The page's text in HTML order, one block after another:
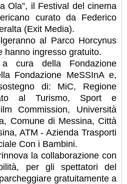
Ola”, il Festival del cinema
curato da Federico
(Exit Media).
al Parco Horcynus
hanno ingresso gratuito.
cura della Fondazione
Fondazione MeSSInA e,
di: MiC, Regione
al Turismo, Sport e
Commission, Università
Comune di Messina, Città
ATM - Azienda Trasporti
Con i Bambini.
la collaborazione con
per gli spettatori del
gratuitamente a